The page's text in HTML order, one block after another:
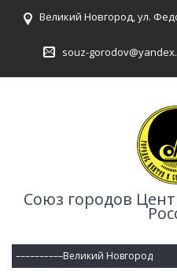
Великий Новгород, ул.
souz-
Союз городов